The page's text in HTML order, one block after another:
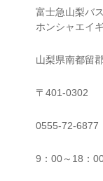
富士急山梨バ
ホンシャエイ
山梨県南都留
〒401-0302
0555-72-6877
9：00～18：